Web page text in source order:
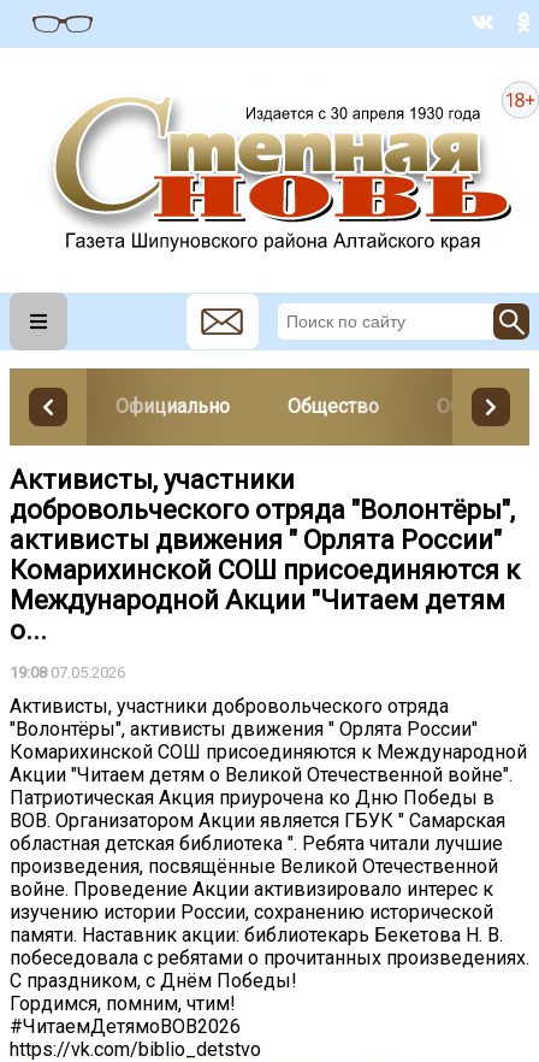
Официально Общество
Активисты, участники
добровольческого отряда "Волонтёры",
активисты движения " Орлята России"
Комарихинской СОШ присоединяются к
Международной Акции "Читаем детям
о...
19:0807.05.2026
Активисты, участники добровольческого отряда
"Волонтёры", активисты движения " Орлята России"
Комарихинской СОШ присоединяются к Международной
Акции "Читаем детям о Великой Отечественной войне".
Патриотическая Акция приурочена ко Дню Победы в
ВОВ. Организатором Акции является ГБУК " Самарская
областная детская библиотека ". Ребята читали лучшие
произведения, посвящённые Великой Отечественной
войне. Проведение Акции активизировало интерес к
изучению истории России, сохранению исторической
памяти. Наставник акции: библиотекарь Бекетова Н. В.
побеседовала с ребятами о прочитанных произведениях.
С праздником, с Днём Победы!
Гордимся, помним, чтим!
#ЧитаемДетямоВОВ2026
https://vk.com/biblio_detstvo